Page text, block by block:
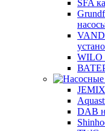
SFA
WILO
DAB